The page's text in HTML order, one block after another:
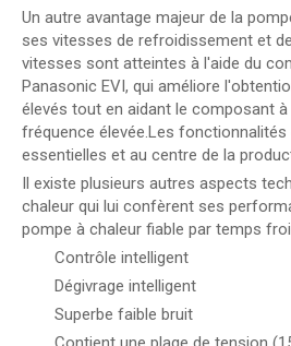
Un autre avantage majeur de la
ses vitesses de refroidissement et
vitesses sont atteintes à l'aide du
Panasonic EVI, qui améliore
élevés tout en aidant le composant
fréquence élevée.Les
essentielles et au centre de la
Il existe plusieurs autres aspects
chaleur qui lui confèrent ses
pompe à chaleur fiable par temps
Contrôle intelligent
Dégivrage intelligent
Superbe faible bruit